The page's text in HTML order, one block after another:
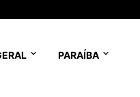
PARAÍBA